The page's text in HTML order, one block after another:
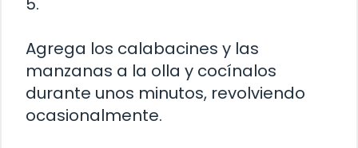
Agrega los calabacines y las
manzanas a la olla y cocínalos
durante unos minutos, revolviendo
ocasionalmente.